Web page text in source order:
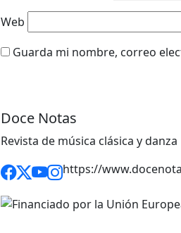
Web
Guarda mi nombre, correo
Doce Notas
Revista de música clásica y danza
https://